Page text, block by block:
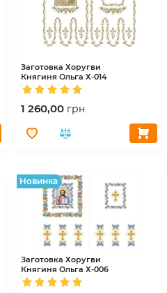
Заготовка Хоругви
Княгиня Ольга Х-014
1 260,00 грн
Hовинка
Заготовка Хоругви
Княгиня Ольга Х-006